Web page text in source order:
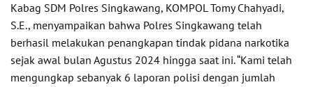
Kabag SDM Polres Singkawang, KOMPOL Tomy Chahyadi,
S.E., menyampaikan bahwa Polres Singkawang telah
berhasil melakukan penangkapan tindak pidana narkotika
sejak awal bulan Agustus 2024 hingga saat ini. “Kami telah
mengungkap sebanyak 6 laporan polisi dengan jumlah